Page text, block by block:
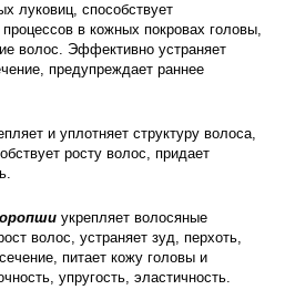
луковиц, способствует
в кожных покровах головы,
волос. Эффективно устраняет
предупреждает раннее
и уплотняет структуру волоса,
росту волос, придает
укрепляет волосяные
волос, устраняет зуд, перхоть,
питает кожу головы и
упругость, эластичность.